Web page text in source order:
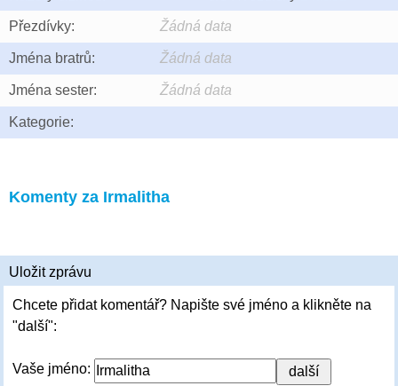
Přezdívky: Žádná data
Jména bratrů: Žádná data
Jména sester: Žádná data
Kategorie:
Komenty za Irmalitha
Uložit zprávu
Chcete přidat komentář? Napište své jméno a klikněte na
"další":
Vaše jméno: